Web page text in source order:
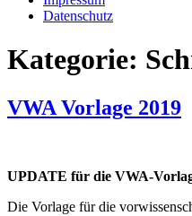
Datenschutz
Kategorie:
VWA Vorlage 2019
UPDATE für die VWA-
Die Vorlage für die